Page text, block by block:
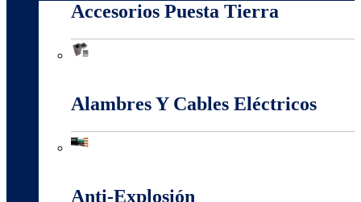
Accesorios Puesta Tierra
Alambres Y Cables Eléctricos
Anti-Explosión